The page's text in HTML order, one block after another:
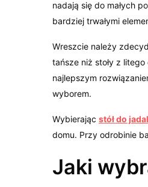
nadają się do małych
bardziej trwałymi
Wreszcie należy
tańsze niż stoły z
najlepszym
wyborem.
Wybierającstół do
domu. Przy odrobinie
Jaki